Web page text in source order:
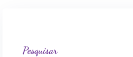
Pesquisar